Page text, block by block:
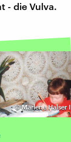
- die Vulva.
©Marlene Halser